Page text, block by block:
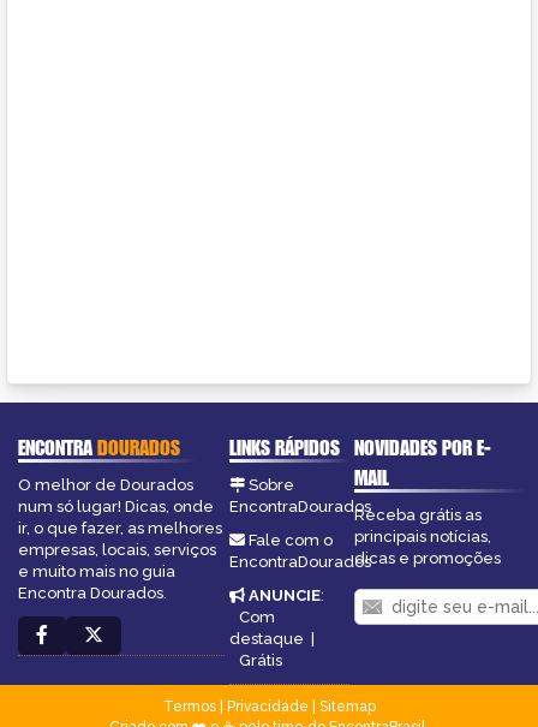
ENCONTRADOURADOS
O melhor de Dourados
num só lugar! Dicas, onde
ir, o que fazer, as melhores
empresas, locais, serviços
e muito mais no guia
Encontra Dourados.
LINKS RÁPIDOS
Sobre
EncontraDourados
Fale com o
EncontraDourados
ANUNCIE:
Com
destaque |
Grátis
NOVIDADES POR E-
MAIL
Receba grátis as
principais notícias,
dicas e promoções
Termos| Privacidade
Sitemap